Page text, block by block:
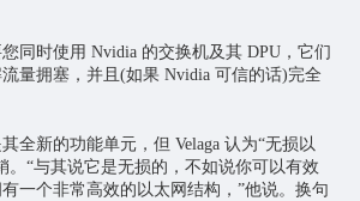
同时使用 Nvidia 的交换机及其 DPU，它们
量拥塞，并且(如果 Nvidia 可信的话)完全
全新的功能单元，但 Velaga 认为“无损以
。“与其说它是无损的，不如说你可以有效
一个非常高效的以太网结构，”他说。换句